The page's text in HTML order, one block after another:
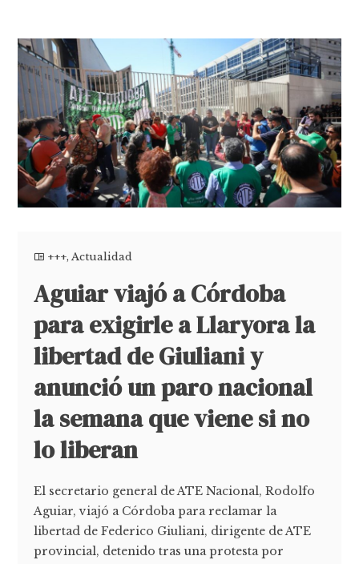
+++,Actualidad
Aguiar viajó a Córdoba
para exigirle a Llaryora la
libertad de Giuliani y
anunció un paro nacional
la semana que viene si no
lo liberan
El secretario general de ATE Nacional, Rodolfo
Aguiar, viajó a Córdoba para reclamar la
libertad de Federico Giuliani, dirigente de ATE
provincial, detenido tras una protesta por